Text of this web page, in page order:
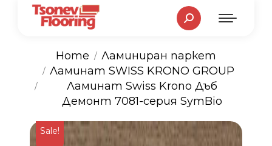
Search:
You are here:
Home
Ламиниран паркет
Ламинат SWISS KRONO GROUP
Ламинат Swiss Krono Дъб
Демонт 7081-серия SymBio
Sale!